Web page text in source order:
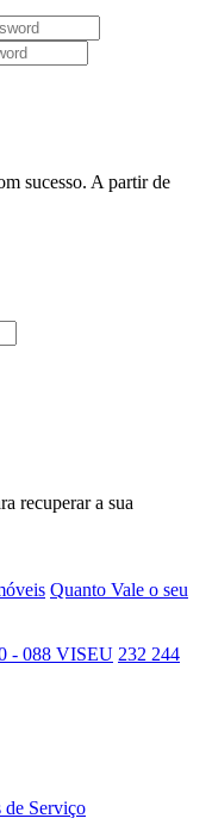
sucesso. A partir de
recuperar a sua
Quanto Vale o seu
- 088 VISEU 232 244
de Serviço